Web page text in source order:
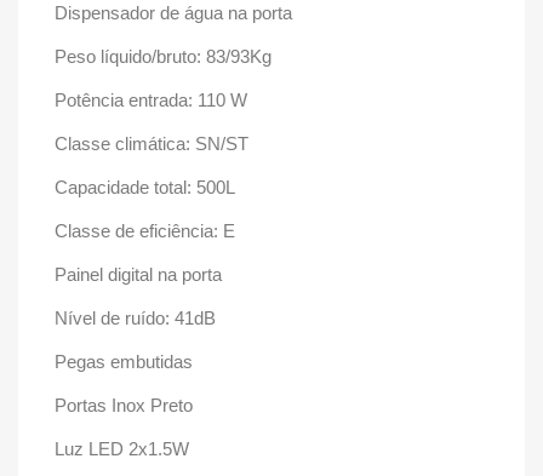
Dispensador de água na porta
Peso líquido/bruto: 83/93Kg
Potência entrada: 110 W
Classe climática: SN/ST
Capacidade total: 500L
Classe de eficiência: E
Painel digital na porta
Nível de ruído: 41dB
Pegas embutidas
Portas Inox Preto
Luz LED 2x1.5W